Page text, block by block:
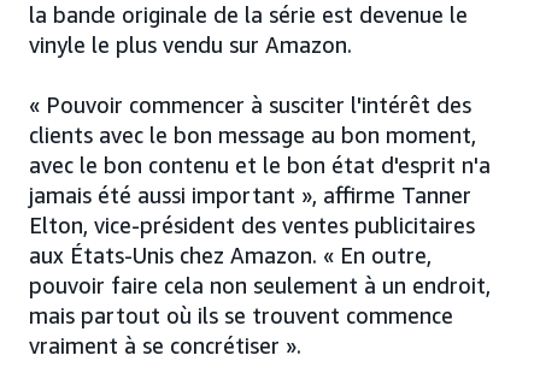
la bande originale de la série est devenue le
vinyle le plus vendu sur Amazon.
« Pouvoir commencer à susciter l'intérêt des
clients avec le bon message au bon moment,
avec le bon contenu et le bon état d'esprit n'a
jamais été aussi important », affirme Tanner
Elton, vice-président des ventes publicitaires
aux États-Unis chez Amazon. « En outre,
pouvoir faire cela non seulement à un endroit,
mais partout où ils se trouvent commence
vraiment à se concrétiser ».